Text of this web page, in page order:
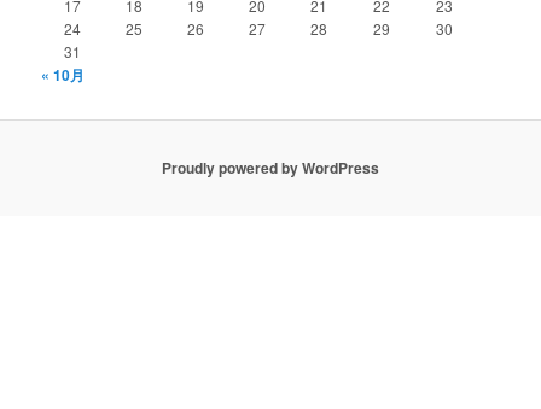
17
18 19 20 21 22
23
24
25 26 27 28 29
30
31
« 10月
Proudly powered by WordPress